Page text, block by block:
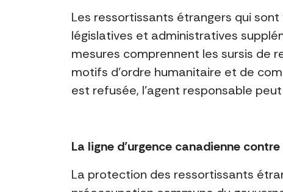
Les ressortissants étrangers qui
législatives et administratives
mesures comprennent les sursis de
motifs d’ordre humanitaire et de
est refusée, l’agent responsable
La ligne d’urgence canadienne
La protection des ressortissants